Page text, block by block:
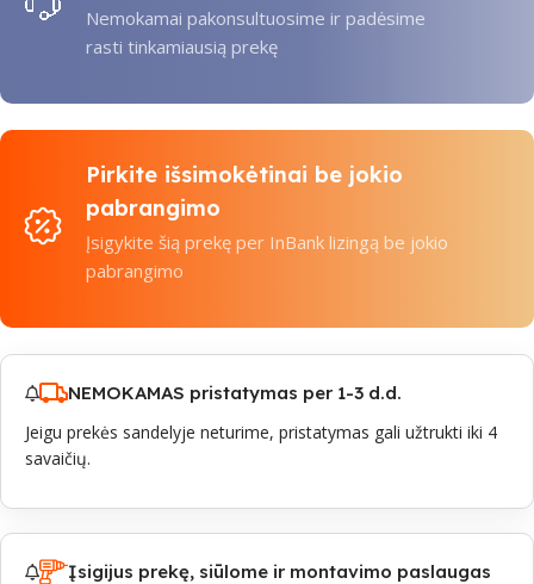
Nemokamai pakonsultuosime ir padėsime
rasti tinkamiausią prekę
Pirkite išsimokėtinai be jokio
pabrangimo
Įsigykite šią prekę per InBank lizingą be jokio
pabrangimo
NEMOKAMAS pristatymas per 1-3 d.d.
Jeigu prekės sandelyje neturime, pristatymas gali užtrukti iki 4
savaičių.
Įsigijus prekę, siūlome ir montavimo paslaugas